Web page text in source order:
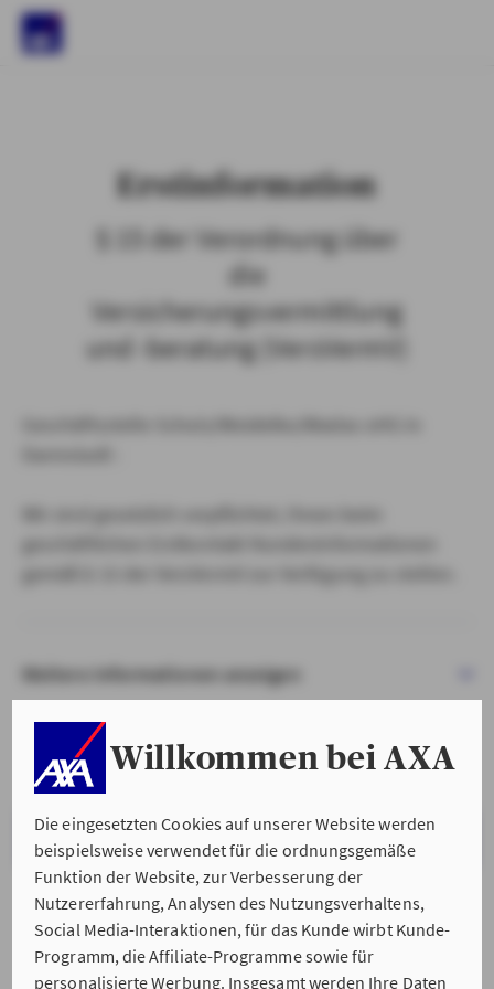
Willkommen bei AXA
Die eingesetzten Cookies auf unserer Website werden
beispielsweise verwendet für die ordnungsgemäße
Funktion der Website, zur Verbesserung der
Nutzererfahrung, Analysen des Nutzungsverhaltens,
Social Media-Interaktionen, für das Kunde wirbt Kunde-
Programm, die Affiliate-Programme sowie für
personalisierte Werbung. Insgesamt werden Ihre Daten
Erstinformation
§ 15 der Verordnung über
die
Versicherungsvermittlung
und -beratung (VersVermV)
Weitere Informationen anzeigen
VERSTANDEN & WEITER